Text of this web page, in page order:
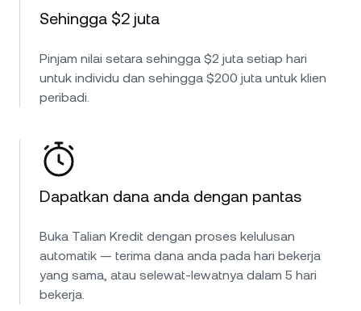
Sehingga $2 juta
Pinjam nilai setara sehingga $2 juta setiap hari
untuk individu dan sehingga $200 juta untuk klien
peribadi.
Dapatkan dana anda dengan pantas
Buka Talian Kredit dengan proses kelulusan
automatik — terima dana anda pada hari bekerja
yang sama, atau selewat-lewatnya dalam 5 hari
bekerja.